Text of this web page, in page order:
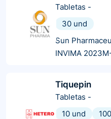
Tabletas -
30 und
Sun
INVIMA
Tiquepin
Tabletas -
10 und